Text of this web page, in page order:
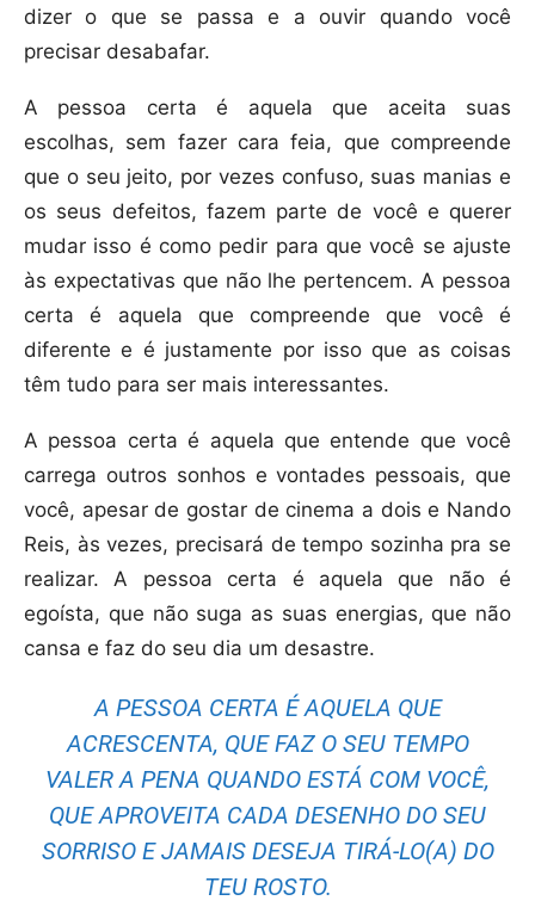
dizer o que se passa e a ouvir quando você
precisar desabafar.
A pessoa certa é aquela que aceita suas
escolhas, sem fazer cara feia, que compreende
que o seu jeito, por vezes confuso, suas manias e
os seus defeitos, fazem parte de você e querer
mudar isso é como pedir para que você se ajuste
às expectativas que não lhe pertencem. A pessoa
certa é aquela que compreende que você é
diferente e é justamente por isso que as coisas
têm tudo para ser mais interessantes.
A pessoa certa é aquela que entende que você
carrega outros sonhos e vontades pessoais, que
você, apesar de gostar de cinema a dois e Nando
Reis, às vezes, precisará de tempo sozinha pra se
realizar. A pessoa certa é aquela que não é
egoísta, que não suga as suas energias, que não
cansa e faz do seu dia um desastre.
A PESSOA CERTA É AQUELA QUE
ACRESCENTA, QUE FAZ O SEU TEMPO
VALER A PENA QUANDO ESTÁ COM VOCÊ,
QUE APROVEITA CADA DESENHO DO SEU
SORRISO E JAMAIS DESEJA TIRÁ-LO(A) DO
TEU ROSTO.